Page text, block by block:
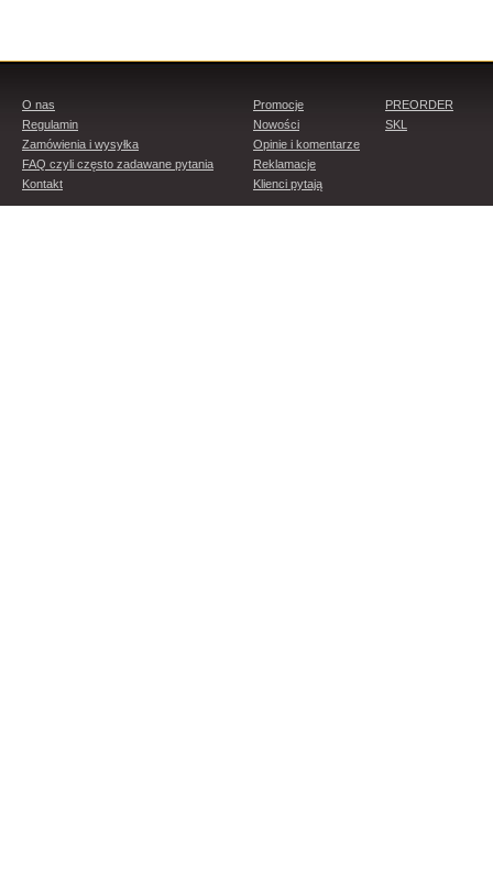
O nas
Regulamin
Zamówienia i wysyłka
FAQ czyli często zadawane pytania
Kontakt
Promocje
Nowości
Opinie i komentarze
Reklamacje
Klienci pytają
PREORDER
SKL